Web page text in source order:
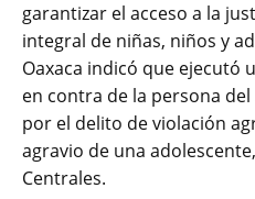
garantizar el acceso a la
integral de niñas, niños y
Oaxaca indicó que ejecutó
en contra de la persona del
por el delito de violación
agravio de una
Centrales.